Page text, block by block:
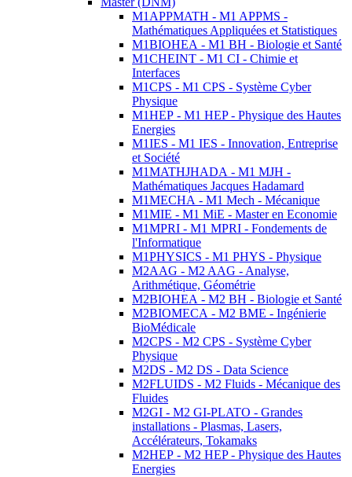
M1APPMATH - M1 APPMS -
Mathématiques Appliquées et Statistiques
M1BIOHEA - M1 BH - Biologie et Santé
M1CHEINT - M1 CI - Chimie et
Interfaces
M1CPS - M1 CPS - Système Cyber
Physique
M1HEP - M1 HEP - Physique des Hautes
Energies
M1IES - M1 IES - Innovation, Entreprise
et Société
M1MATHJHADA - M1 MJH -
Mathématiques Jacques Hadamard
M1MECHA - M1 Mech - Mécanique
M1MIE - M1 MiE - Master en Economie
M1MPRI - M1 MPRI - Fondements de
l'Informatique
M1PHYSICS - M1 PHYS - Physique
M2AAG - M2 AAG - Analyse,
Arithmétique, Géométrie
M2BIOHEA - M2 BH - Biologie et Santé
M2BIOMECA - M2 BME - Ingénierie
BioMédicale
M2CPS - M2 CPS - Système Cyber
Physique
M2DS - M2 DS - Data Science
M2FLUIDS - M2 Fluids - Mécanique des
Fluides
M2GI - M2 GI-PLATO - Grandes
installations - Plasmas, Lasers,
Accélérateurs, Tokamaks
M2HEP - M2 HEP - Physique des Hautes
Energies